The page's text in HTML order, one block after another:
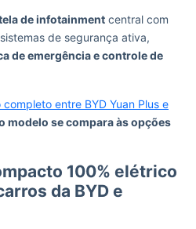
de infotainment central com
de segurança ativa,
de emergência e controle de
entre BYD Yuan Plus e
modelo se compara às opções
100% elétrico
da BYD e